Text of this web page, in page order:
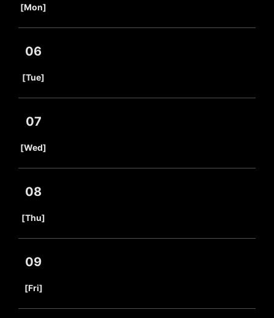
[Mon]
06
[Tue]
07
[Wed]
08
[Thu]
09
[Fri]